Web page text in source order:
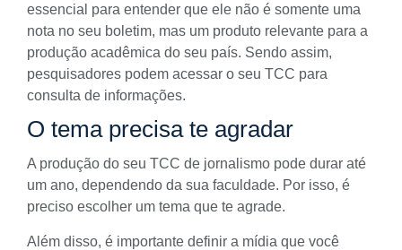
essencial para entender que ele não é somente uma
nota no seu boletim, mas um produto relevante para a
produção acadêmica do seu país. Sendo assim,
pesquisadores podem acessar o seu TCC para
consulta de informações.
O tema precisa te agradar
A produção do seu TCC de jornalismo pode durar até
um ano, dependendo da sua faculdade. Por isso, é
preciso escolher um tema que te agrade.
Além disso, é importante definir a mídia que você